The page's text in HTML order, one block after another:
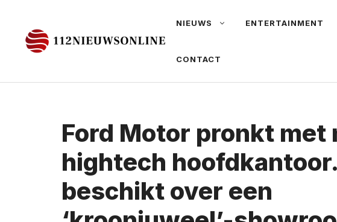
NIEUWS ENTERTAINMENT
CONTACT
Ford Motor pronkt met
hightech
beschikt over een